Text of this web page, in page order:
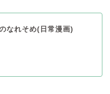
なれそめ(日常漫画)